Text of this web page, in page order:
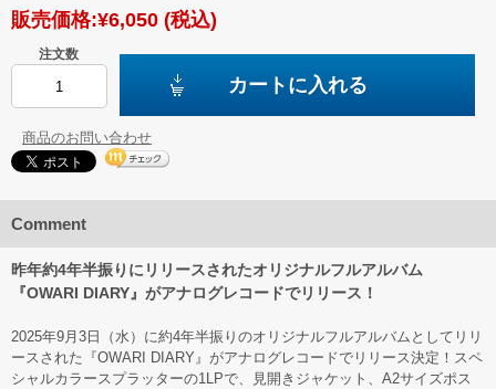
販売価格:¥6,050 (税込)
注文数
カートに入れる
商品のお問い合わせ
Comment
昨年約4年半振りにリリースされたオリジナルフルアルバム
『OWARI DIARY』がアナログレコードでリリース！
2025年9月3日（水）に約4年半振りのオリジナルフルアルバムとしてリリ
ースされた『OWARI DIARY』がアナログレコードでリリース決定！スペ
シャルカラースプラッターの1LPで、見開きジャケット、A2サイズポス